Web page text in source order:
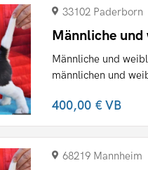
33102 Paderborn
Männliche und
Männliche und
männlichen und
400,00 €VB
68219 Mannheim